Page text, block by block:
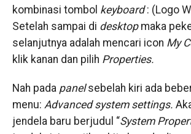
kombinasi tombol keyboard: (Logo
Setelah sampai di desktop maka
selanjutnya adalah mencari icon My
klik kanan dan pilih ​Properties.
Nah pada panelsebelah kiri ada
menu: Advanced system settings.
jendela baru berjudul “System